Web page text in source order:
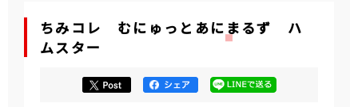
ちみコレ むにゅっとあにまるず ハ
ムスター